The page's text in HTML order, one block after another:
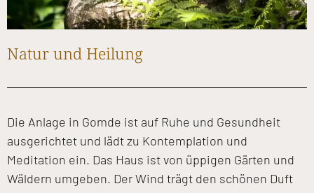
Natur und Heilung
Die Anlage in Gomde ist auf Ruhe und Gesundheit
ausgerichtet und lädt zu Kontemplation und
Meditation ein. Das Haus ist von üppigen Gärten und
Wäldern umgeben. Der Wind trägt den schönen Duft